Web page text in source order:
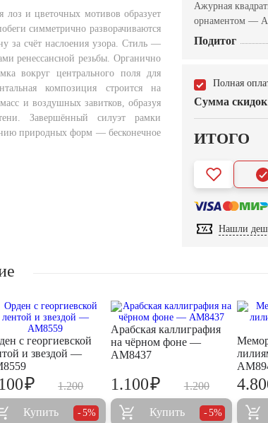
и цветочных мотивов образует
симметрично разворачиваются
за счёт наслоения узора. Стиль —
ренессансной резьбы. Органично
вокруг центрального поля для
композиция строится на
и воздушных завитков, образуя
Завершённый силуэт рамки
природных форм — бесконечное
Ажурная
орнаментом —
Подитог
Полная
Сумма скидок
ИТОГО
Нашли
с георгиевской
и звездой —
1.200
₽
Купить 5%
Арабская каллиграфия
на чёрном фоне —
AM8437
1.200
1.100₽
Купить 5%